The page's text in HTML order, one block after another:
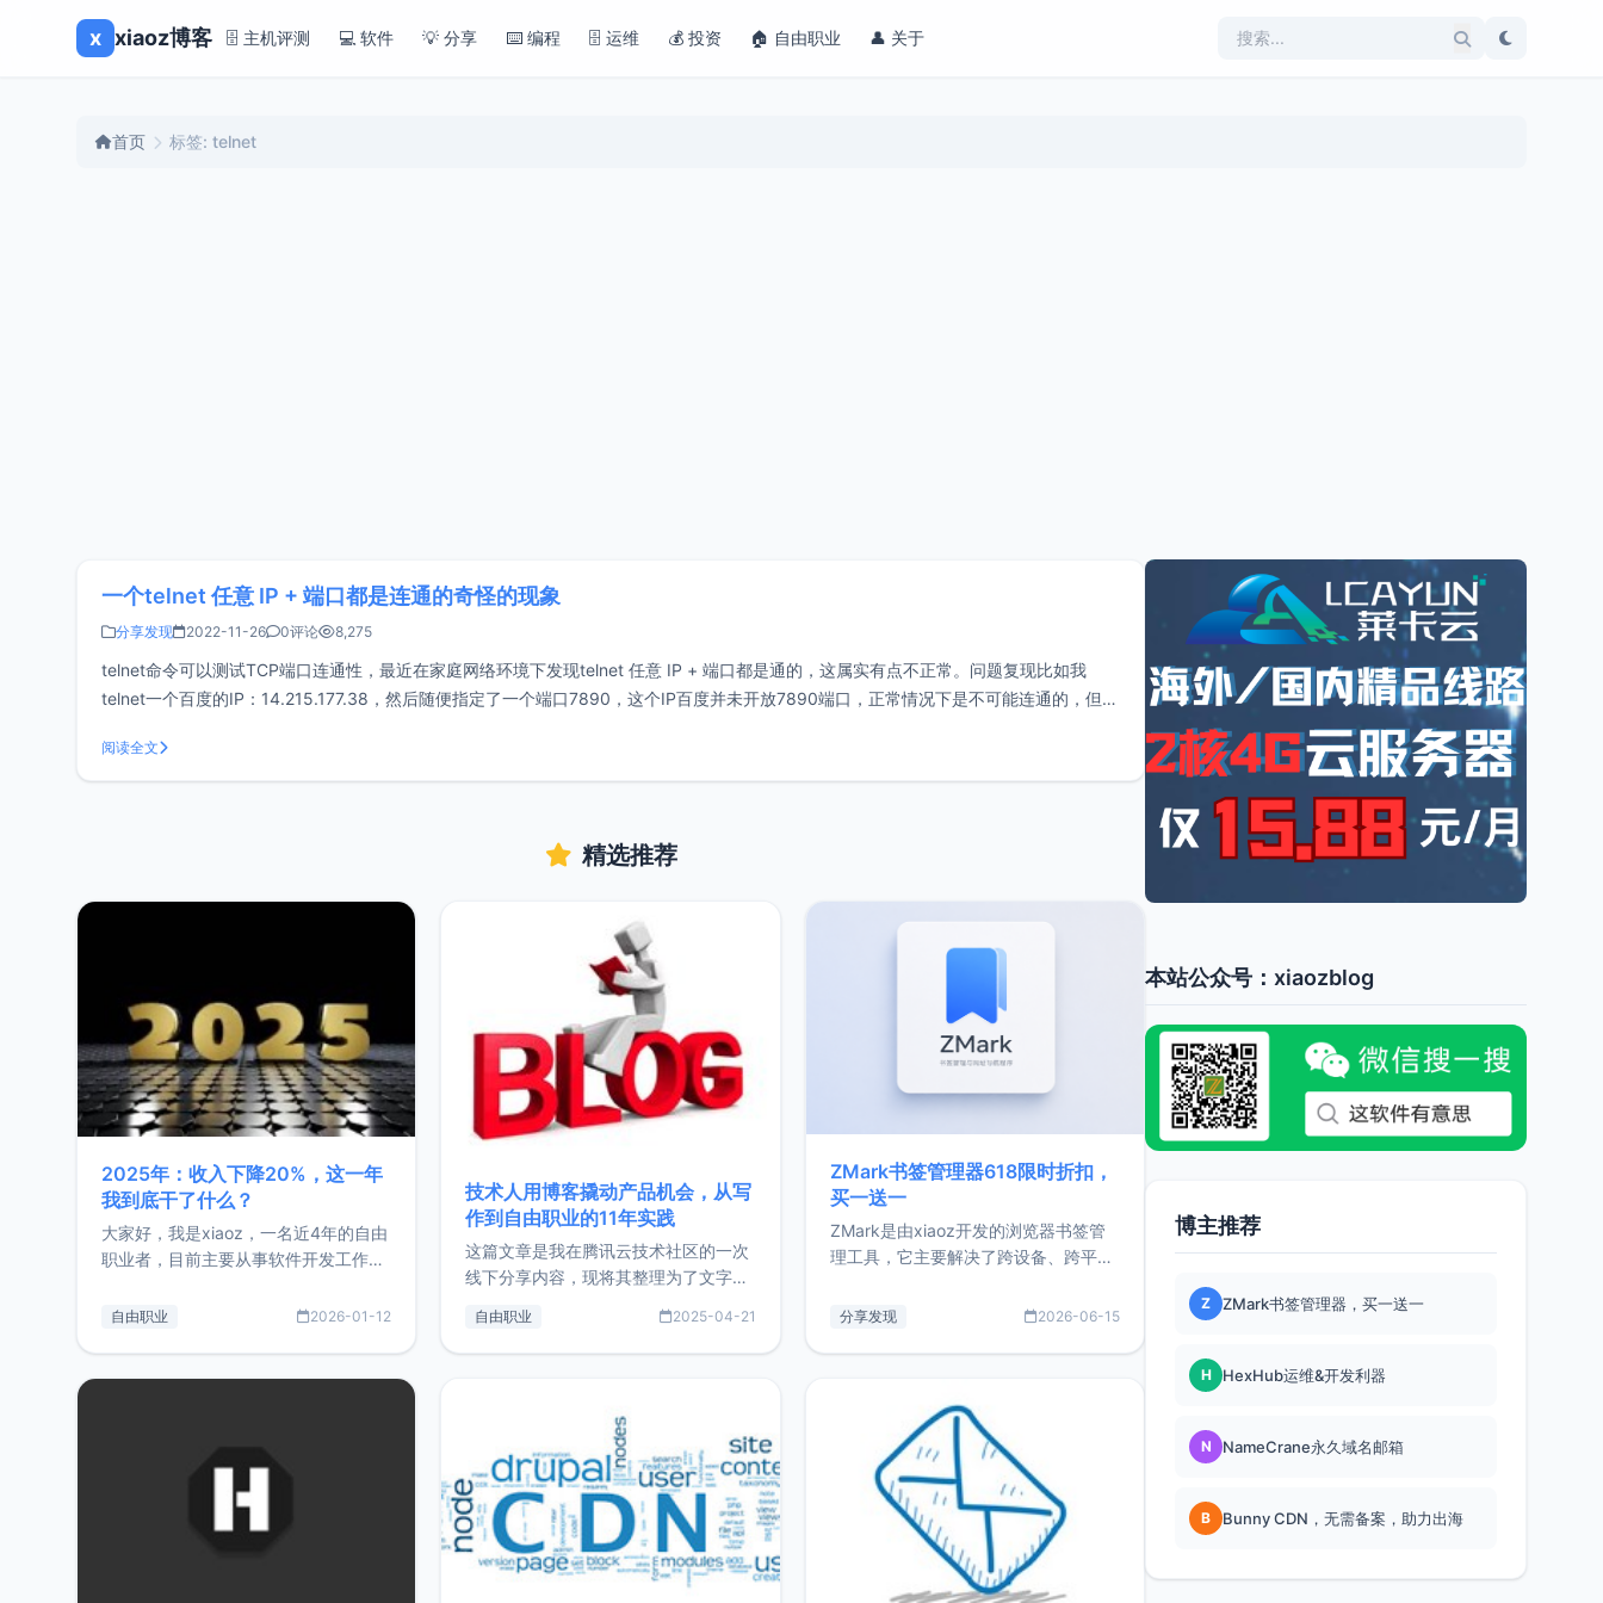
x xiaoz博客 🗄️ 主机评测 💻 软件 💡 分享 ⌨️ 编程 🗄️ 运维 💰 投资 🏠 自由职业 👤 关于
首页 标签: telnet
一个telnet 任意 IP + 端口都是连通的奇怪的现象
分享发现 2022-11-26 0评论 8,275
telnet命令可以测试TCP端口连通性，最近在家庭网络环境下发现telnet 任意 IP + 端口都是通的，这属实有点不正常。问题复现比如我
telnet一个百度的IP：14.215.177.38，然后随便指定了一个端口7890，这个IP百度并未开放7890端口，正常情况下是不可能连通的，但
阅读全文
精选推荐
2025年：收入下降20%，这一年
我到底干了什么？
大家好，我是xiaoz，一名近4年的自由
职业者，目前主要从事软件开发工作。
的总结，内容主要包括：工作、学习、
自由职业 2026-01-12
技术人用博客撬动产品机会，从写
作到自由职业的11年实践
这篇文章是我在腾讯云技术社区的一次
线下分享内容，现将其整理为了文字
版，分享了写博客11年来的经历，以及
通过博客过渡到做产品和走向自由职业
的一个小故事。文中还首次公开了我的
前从事服务器运维相关工作，现在已经
转自由职业3年，目前
自由职业 2025-04-21
ZMark书签管理器618限时折扣，
买一送一
ZMark是由xiaoz开发的浏览器书签管
理工具，它主要解决了跨设备、跨平
做到一处部署、随处访问。同时，它还
量级： 使用Bun + Hono.js
分享发现 2026-06-15
本站公众号：xiaozblog
博主推荐
Z ZMark书签管理器，买一送一
H HexHub运维&开发利器
N NameCrane永久域名邮箱
B Bunny CDN，无需备案，助力出海